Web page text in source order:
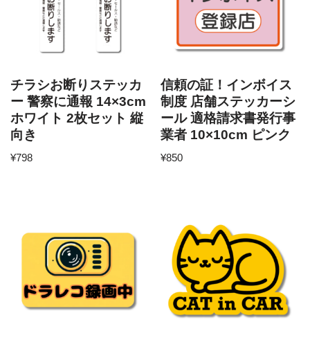
チラシお断りステッカ
ー 警察に通報 14×3cm
ホワイト 2枚セット 縦
向き
¥798
信頼の証！インボイス
制度 店舗ステッカーシ
ール 適格請求書発行事
業者 10×10cm ピンク
¥850